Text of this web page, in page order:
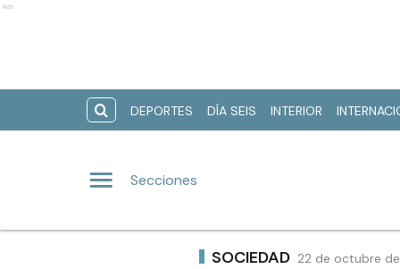
Ads
DEPORTES DÍA SEIS INTERIOR
Secciones
SOCIEDAD 22 de octubre